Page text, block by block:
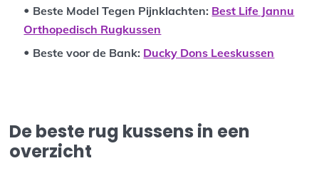
Beste Model Tegen Pijnklachten: Best Life Jannu
Orthopedisch Rugkussen
Beste voor de Bank: Ducky Dons Leeskussen
De beste rug kussens in een
overzicht